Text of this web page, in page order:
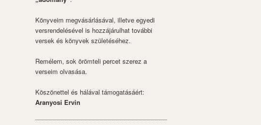
Könyveim megvásárlásával, illetve egyedi
versrendelésével is hozzájárulhat további
versek és könyvek születéséhez.
Remélem, sok örömteli percet szerez a
verseim olvasása.
Köszönettel és hálával támogatásáért:
Aranyosi Ervin